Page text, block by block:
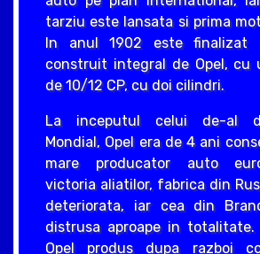
tarziu este lansata si prima
In anul 1902 este finalizat
construit integral de Opel, cu
de 10/12 CP, cu doi cilindri.
La inceputul celui de-al
Mondial, Opel era de 4 ani
mare producator auto
victoria aliatilor, fabrica din
deteriorata, iar cea din
distrusa aproape in totalitate.
Opel produs dupa razboi